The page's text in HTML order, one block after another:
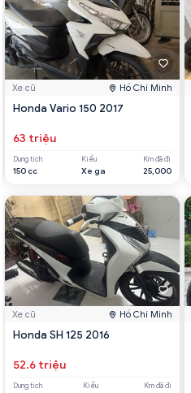
Xe cũ Hồ Chí Minh
Honda Vario 150 2017
63 triệu
Dung tích
150 cc
Kiểu
Xe ga
Km đã đi
25,000
Xe cũ Hồ Chí Minh
Honda SH 125 2016
52.6 triệu
Dung tích Kiểu Km đã đi